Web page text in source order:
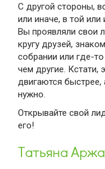
С другой стороны,
или иначе, в той
Вы проявляли свои
кругу друзей,
собрании или где-
чем другие. Кстати,
двигаются
нужно.
Открывайте свой
его!
Татьяна